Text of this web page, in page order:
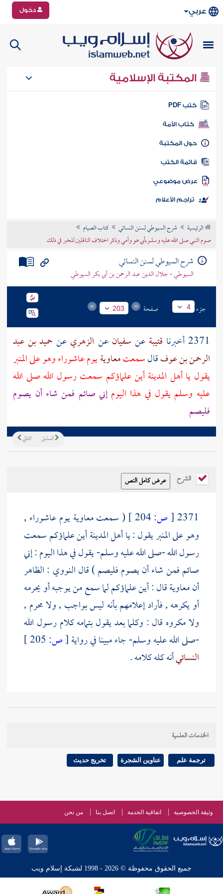
عربي دخول
المكتبة الإسلامية
كتب PDF
كتاب الأمة
المكتبة
الكتب
موضوعي
تراجم الأعلام
الرئيسية شرح السيوطي لسنن النسائي
كتاب الصيام
صوم النبي صلى الله عليه وسلم بأبي هو وأمي وذكر اختلاف الناقلين للخبر في ذلك
شرح السيوطي لسنن النسائي
السيوطي - جلال الدين عبد الرحمن بن أبي بكر السيوطي
جزء 4 صفحة 203
2371 أخبرنا قتيبةعن سفيانعن الزهري عن حميد بن عبد
الرحمن بن عوفقالسمعتمعاويةيوم عاشوراء وهو على المنبر
يقول يا أهل المدينةأين علماؤكم سمعت رسول الله صلى الله
عليه وسلم يقول في هذا اليومإني صائم فمن شاء أن يصوم
فليصم
التالي السابق
الشرح
2371
[ص: ( سمعتمعاويةيوم عاشوراء ,
وهو على المنبر يقول : ياأهل المدينةأين علماؤكم سمعت
رسول الله -صلى الله عليه وسلم- يقول في هذا اليوم : إني
صائم فمن شاء أن يصوم فليصم ) قالالنووي : الظاهر
أنمعاويةقال : أين علماؤكم لما سمع من يوجبه أو يحرمه
أو يكرهه , فأراد إعلامهم بأنه ليس بواجب , ولا محرم ,
ولا مكروه قال : وكلما بعد يقول بتمامه كلام رسول الله
-صلى الله عليه وسلم- جاء مبينا في رواية[ص:
النسائيأنه كله كلامه .
الخدمات العلمية
ترجمة علم عناوين الشجرة تخريج حديث
وثيقة الخصوصية اتفاقية الخدمة اتصل بنا من نحن
جميع الحقوق محفوظة © 2026 - 1998 لشبكة إسلام ويب